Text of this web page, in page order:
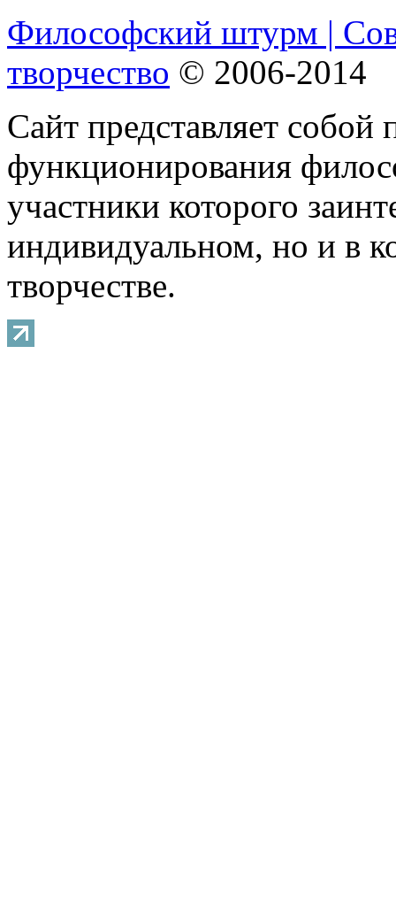
Философский штурм |
творчество © 2006-2014
Сайт представляет собой
функционирования
участники которого
индивидуальном, но и в
творчестве.